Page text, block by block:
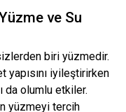
ve Su
biri yüzmedir.
iyileştirirken
da olumlu etkiler.
yüzmeyi tercih